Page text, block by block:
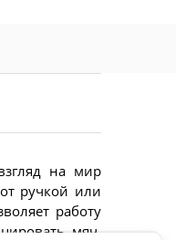
на мир
ручкой или
работу
мяч,